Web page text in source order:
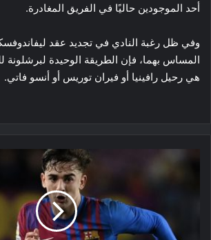
أحد الموجودين حاليًا في الفريق المغادرة.
وفي ظل رغبة النادي في تجديد عقد
المساس بهما، فإن الطريقة الوحيدة لبرشلونة
هي رحيل رافينيا أو فيران توريس أو أنسو فاتي.